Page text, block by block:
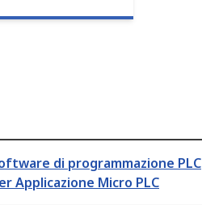
di programmazione PLC
Applicazione Micro PLC